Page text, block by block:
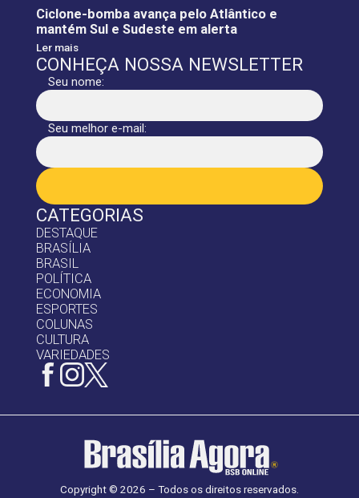
CATEGORIAS
DESTAQUE
BRASÍLIA
BRASIL
POLÍTICA
ECONOMIA
ESPORTES
COLUNAS
CULTURA
VARIEDADES
Ciclone-bomba avança pelo Atlântico e
mantém Sul e Sudeste em alerta
Ler mais
CONHEÇA NOSSA NEWSLETTER
Seu nome:
Seu melhor e-mail:
Copyright © 2026 – Todos os direitos reservados.